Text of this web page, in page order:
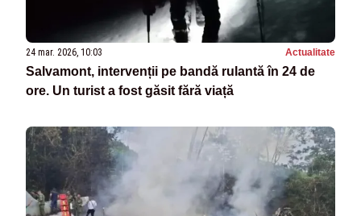
24 mar. 2026, 10:03 Actualitate
Salvamont, intervenții pe bandă rulantă în 24 de
ore. Un turist a fost găsit fără viață